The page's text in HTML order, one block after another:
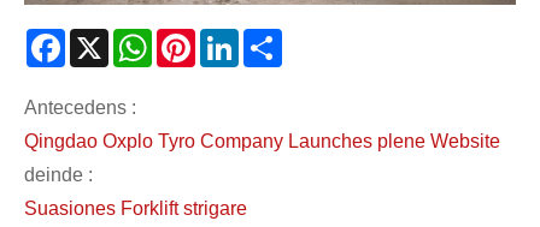
Facebook
X WhatsAppPinterestLinkedIn
Antecedens :
Qingdao Oxplo Tyro Company Launches plene Website
deinde :
Suasiones Forklift strigare